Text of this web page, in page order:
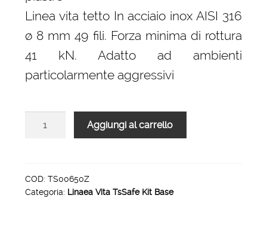
Valigie
Cerniere freni per porte
Articoli per la casa
1.249,00 €. 843,00 €.
Linea vita tetto In acciaio inox AISI 316
ø 8 mm 49 fili. Forza minima di rottura
41 kN. Adatto ad ambienti
particolarmente aggressivi
base
65
Aggiungi al carrello
COD: TS00650Z
Categoria: Linaea Vita TsSafe Kit Base